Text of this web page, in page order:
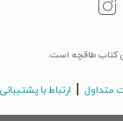
کتاب طاقچه است.
متداول ارتباط با پشتیبانی